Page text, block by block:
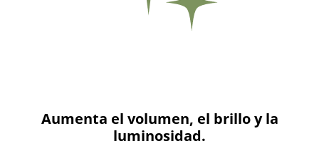
Aumenta el volumen, el brillo y la
luminosidad.